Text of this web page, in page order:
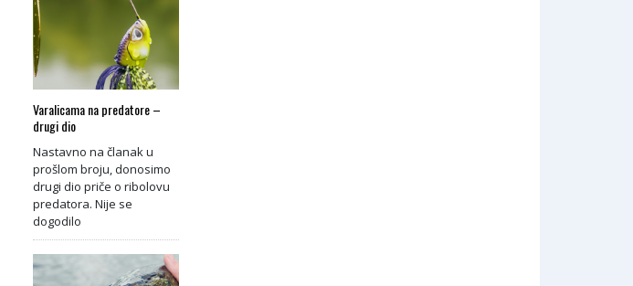
Varalicama na predatore –
drugi dio
Nastavno na članak u
prošlom broju, donosimo
drugi dio priče o ribolovu
predatora. Nije se
dogodilo